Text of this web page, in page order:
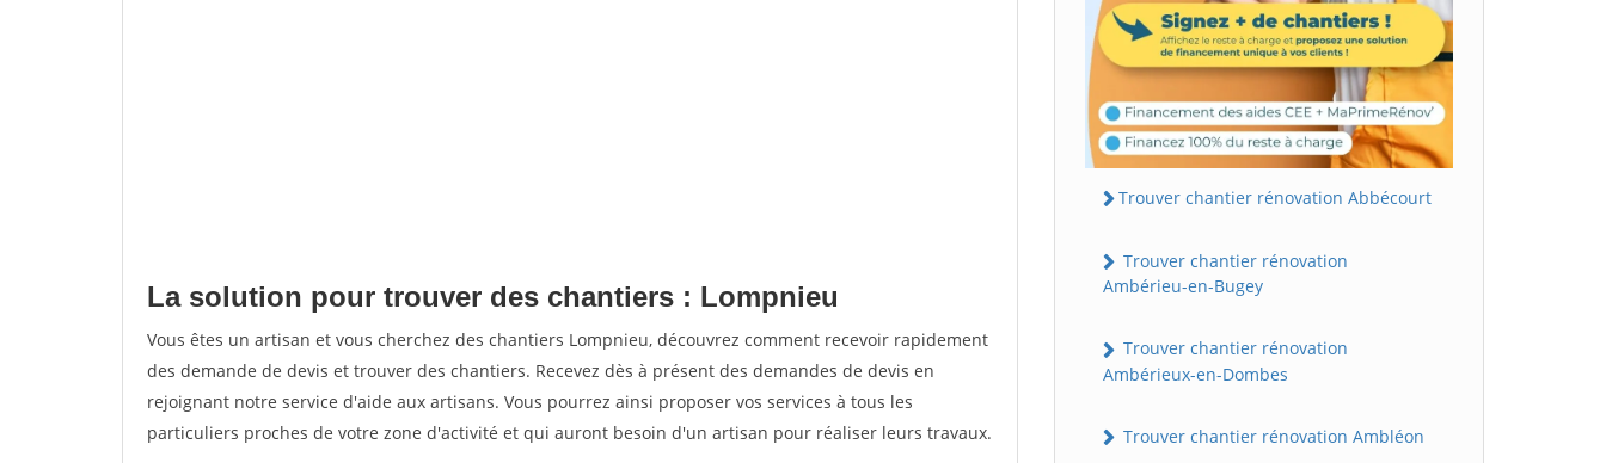
La solution pour trouver des chantiers : Lompnieu
Vous êtes un artisan et vous cherchez des chantiers Lompnieu, découvrez comment recevoir rapidement
des demande de devis et trouver des chantiers. Recevez dès à présent des demandes de devis en
rejoignant notre service d'aide aux artisans. Vous pourrez ainsi proposer vos services à tous les
particuliers proches de votre zone d'activité et qui auront besoin d'un artisan pour réaliser leurs travaux.
Trouver chantier rénovation Abbécourt
Trouver chantier rénovation
Ambérieu-en-Bugey
Trouver chantier rénovation
Ambérieux-en-Dombes
Trouver chantier rénovation Ambléon